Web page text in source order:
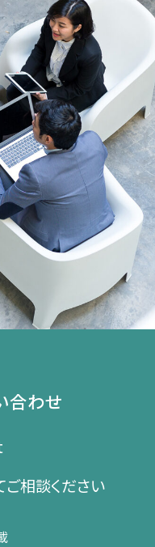
合わせ
相談ください​